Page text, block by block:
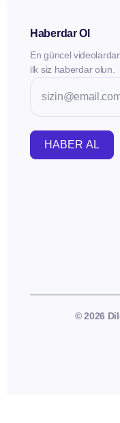
Haberdar Ol
En güncel
ilk siz haberdar olun.
HABER AL
© 2026